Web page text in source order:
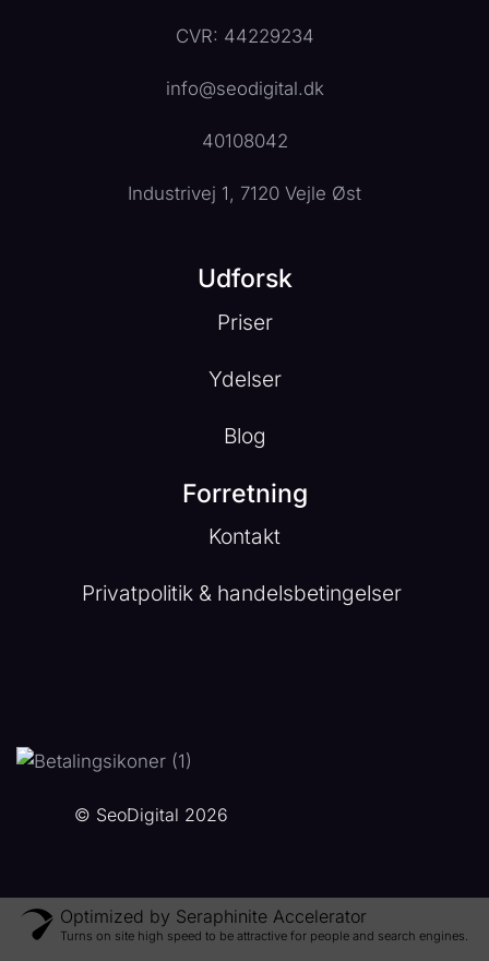
CVR: 44229234
info@seodigital.dk
40108042
Industrivej 1, 7120 Vejle Øst
Udforsk
Priser
Ydelser
Blog
Forretning
Kontakt
Privatpolitik & handelsbetingelser
© SeoDigital 2026
Optimized by Seraphinite Accelerator
Turns on site high speed to be attractive for people and search engines.